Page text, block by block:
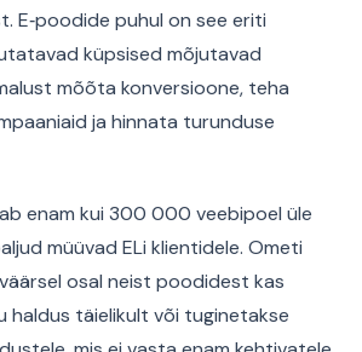
E‑poodide puhul on see eriti
küpsised mõjutavad
mõõta konversioone, teha
ja hinnata turunduse
enam kui 300 000 veebipoel üle
müüvad ELi klientidele. Ometi
osal neist poodidest kas
haldus täielikult või tuginetakse